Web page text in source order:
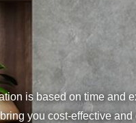
is based on time and
bring you cost-effective